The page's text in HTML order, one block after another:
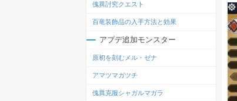
傀異討究クエスト
百竜装飾品の入手方法と効果
アプデ追加モンスター
原初を刻むメル・ゼナ
アマツマガツチ
傀異克服シャガルマガラ